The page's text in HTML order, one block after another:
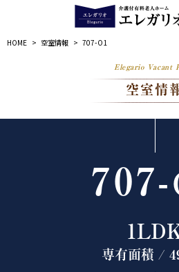
HOME > 空室情報 > 707-O1
Elegario Vacant
空室情
707-
専有面積 /